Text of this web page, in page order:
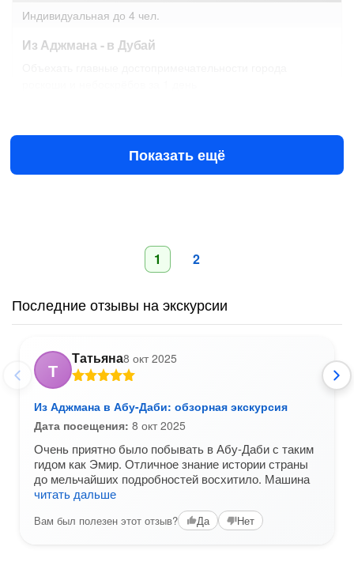
Индивидуальная до 4 чел.
Из Аджмана - в Дубай
$300за всё до 4 чел.
Показать ещё
1 2
Последние отзывы на экскурсии
Т
Татьяна8 окт 2025
Из Аджмана в Абу-Даби: обзорная экскурсия
Дата посещения: 8 окт 2025
Очень приятно было побывать в Абу-Даби с таким
гидом как Эмир. Отличное знание истории страны
до мельчайших подробностей восхитило. Машина
читать дальше
Вам был полезен этот отзыв? Да Нет